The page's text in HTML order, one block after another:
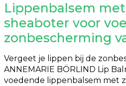
Lippenbalsem met
sheaboter voor
zonbescherming
Vergeet je lippen bij de
ANNEMARIE BÖRLIND Lip
voedende lippenbalsem met